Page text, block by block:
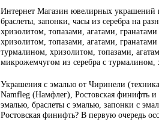
Интернет Магазин ювелирных украшений
браслеты, запонки, часы из серебра на
хризолитом, топазами, агатами,
хризолитом, топазами, агатами,
турмалином, хризолитом, топазами,
микрожемчугом из серебра с турмалином,
Украшения с эмалью от Чиринели
Namfleg (Намфлег), Ростовская финифть
эмалью, браслеты с эмалью, запонки с
Ростовская финифть? В первую очередь